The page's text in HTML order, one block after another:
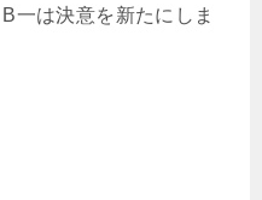
一は決意を新たにしま